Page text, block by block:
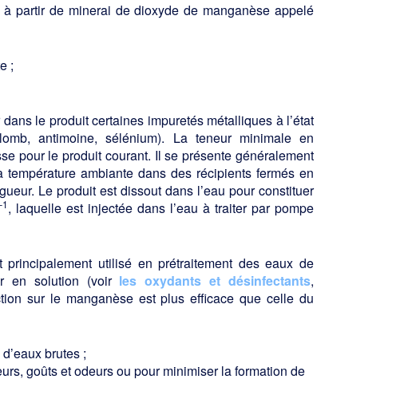
partir de minerai de dioxyde de manganèse appelé
;
le produit certaines impuretés métal­liques à l’état
antimoine, sélénium). La teneur minimale en
pour le produit courant. Il se présente généralement
ambiante dans des récipients fermés en
Le produit est dissout dans l’eau pour constituer
, laquelle est injectée dans l’eau à traiter par pompe
utilisé en prétraitement des eaux de
en solution (voir les oxydants et désinfectants,
sur le manganèse est plus efficace que celle du
brutes ;
goûts et odeurs ou pour minimiser la formation de